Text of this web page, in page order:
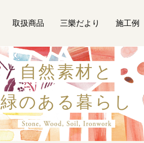
取扱商品 三樂だより 施工例
自然素材と
緑のある暮らし